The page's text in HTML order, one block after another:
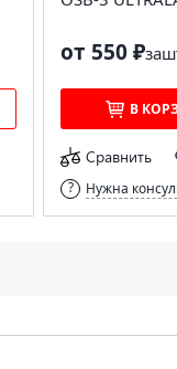
от 550 ₽за
В
Сравнить
Нужна